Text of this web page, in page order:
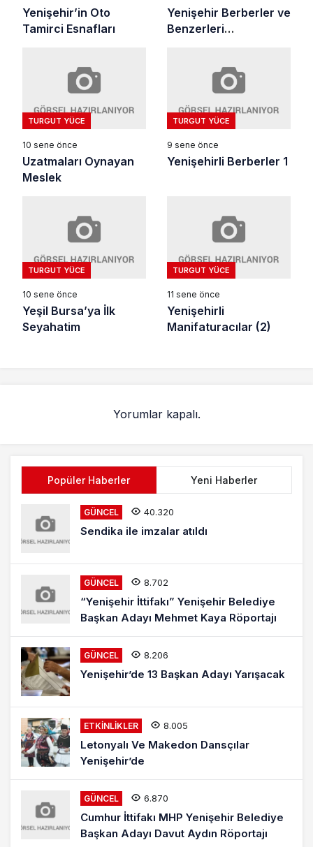
Yenişehir’in Oto
Tamirci Esnafları
Yenişehir Berberler ve
Benzerleri
TURGUT YÜCE
10 sene önce
Uzatmaları Oynayan
Meslek
TURGUT YÜCE
9 sene önce
Yenişehirli Berberler 1
TURGUT YÜCE
10 sene önce
Yeşil Bursa’ya İlk
Seyahatim
TURGUT YÜCE
11 sene önce
Yenişehirli
Manifaturacılar (2)
Yorumlar kapalı.
Popüler Haberler Yeni Haberler
GÜNCEL 40.320
Sendika ile imzalar atıldı
GÜNCEL 8.702
“Yenişehir İttifakı” Yenişehir Belediye
Başkan Adayı Mehmet Kaya Röportajı
GÜNCEL 8.206
Yenişehir’de 13 Başkan Adayı Yarışacak
ETKINLIKLER 8.005
Letonyalı Ve Makedon Dansçılar
Yenişehir’de
GÜNCEL 6.870
Cumhur İttifakı MHP Yenişehir Belediye
Başkan Adayı Davut Aydın Röportajı